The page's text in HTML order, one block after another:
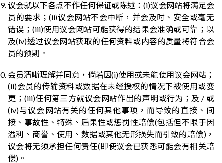
议会就以下各点不作任何保证或陈述：(i)议会网站将满足会
员的要求；(ii)议会网站不会中断，并会及时、安全或毫无
错误；(iii)使用议会网站可能获得的结果会准确或可靠；以
及(iv)透过议会网站获取的任何资料或内容的质量将符合会
员的预期。
会员清晰理解并同意，倘若因(i)使用或未能使用议会网站；
(ii)会员的传输资料或数据在未经授权的情况下被使用或变
更；(iii)任何第三方就议会网站作出的声明或行为；及 / 或
(iv)与议会网站有关的任何其他事项，而导致的直接、间
接、事故性、特殊、后果性或惩罚性赔偿(包括但不限于因
溢利、商誉、使用、数据或其他无形损失而引致的赔偿)，
议会将无须承担任何责任(即使议会已获悉可能会有相关赔
偿)。